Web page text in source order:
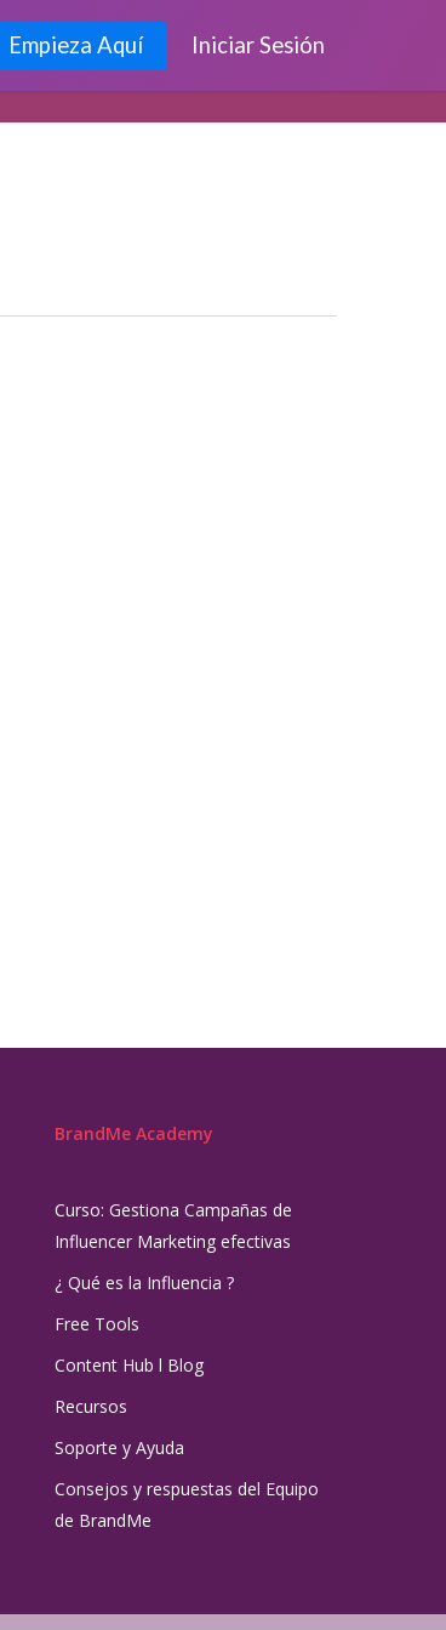
Empieza Aquí Iniciar Sesión
BrandMe Academy
Curso: Gestiona Campañas de
Influencer Marketing efectivas
¿ Qué es la Influencia ?
Free Tools
Content Hub l Blog
Recursos
Soporte y Ayuda
Consejos y respuestas del Equipo
de BrandMe